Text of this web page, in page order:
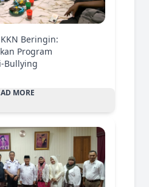
Beringin:
Program
Bullying
MORE